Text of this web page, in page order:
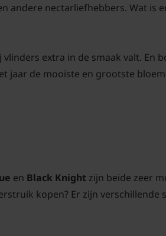
andere nectarliefhebbers. Wat is
extra in de smaak valt. En
jaar de mooiste en grootste
en Black Knight zijn beide zeer
kopen? Er zijn verschillende